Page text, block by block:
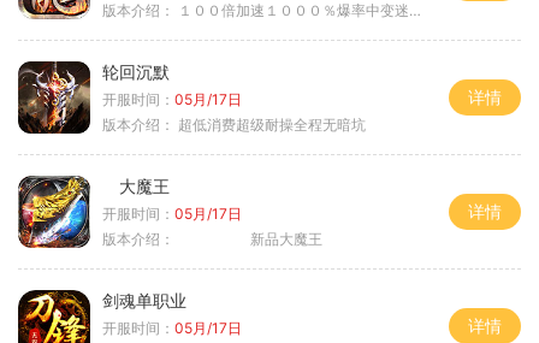
版本介绍：
１００倍加速１０００％爆率中变迷失单职
轮回沉默
开服时间： 05月/17日
版本介绍： 超低消费超级耐操全程无暗坑
详情
大魔王
开服时间： 05月/17日
版本介绍：
新品大魔王
详情
剑魂单职业
开服时间： 05月/17日
详情